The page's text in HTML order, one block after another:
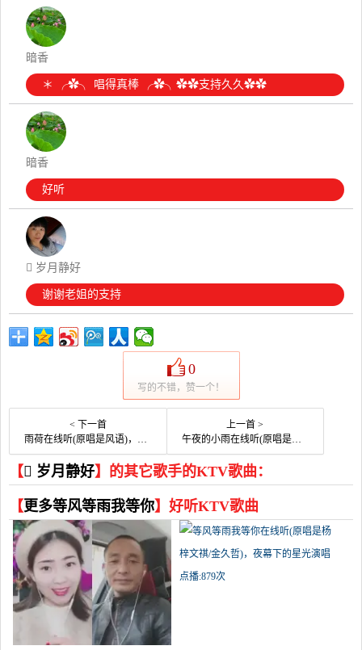
暗香
＊ ╭✿╮ 唱得真棒 ╭✿╮✿✿支持久久✿✿
暗香
好听
 岁月静好
谢谢老姐的支持
0
写的不错，赞一个！
< 下一首
雨荷在线听(原唱是风语)，霞光照耀演唱点播:97次
上一首 >
午夜的小雨在线听(原唱是橘子)，轩然辉煌演唱点播:81次
【 岁月静好】的其它歌手的KTV歌曲：
【更多等风等雨我等你】好听KTV歌曲